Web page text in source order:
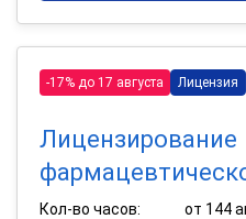
-17% до 17 августа Лицензия
Лицензирование
Кол-во часов:
от 144